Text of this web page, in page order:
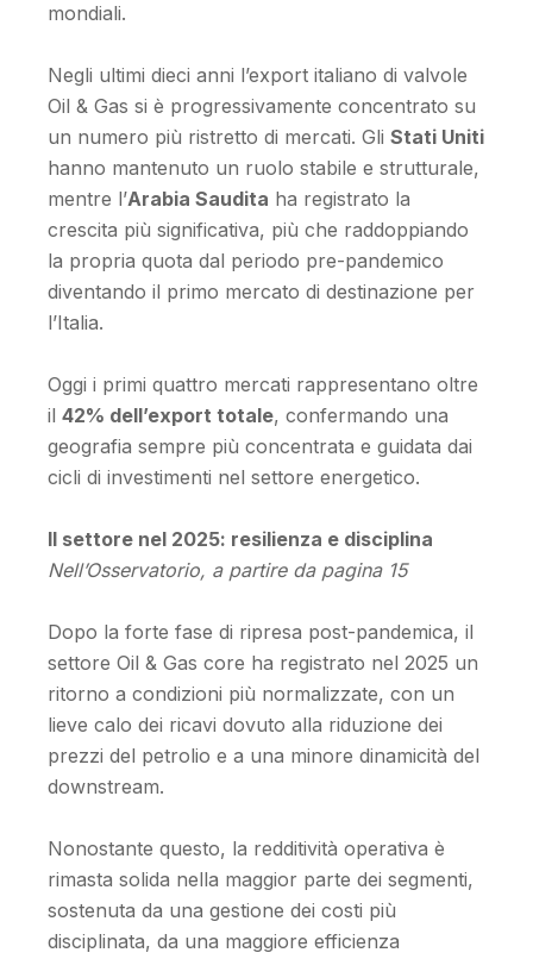
mondiali.
Negli ultimi dieci anni l’export italiano di valvole
Oil & Gas si è progressivamente concentrato su
un numero più ristretto di mercati. GliStati Uniti
hanno mantenuto un ruolo stabile e strutturale,
mentre l’Arabia Saudita ha registrato la
crescita più significativa, più che raddoppiando
la propria quota dal periodo pre-pandemico
diventando il primo mercato di destinazione per
l’Italia.
Oggi i primi quattro mercati rappresentano oltre
il42% dell’export totale, confermando una
geografia sempre più concentrata e guidata dai
cicli di investimenti nel settore energetico.
Il settore nel 2025: resilienza e disciplina
Nell’Osservatorio, a partire da pagina 15
Dopo la forte fase di ripresa post-pandemica, il
settore Oil & Gas core ha registrato nel 2025 un
ritorno a condizioni più normalizzate, con un
lieve calo dei ricavi dovuto alla riduzione dei
prezzi del petrolio e a una minore dinamicità del
downstream.
Nonostante questo, la redditività operativa è
rimasta solida nella maggior parte dei segmenti,
sostenuta da una gestione dei costi più
disciplinata, da una maggiore efficienza